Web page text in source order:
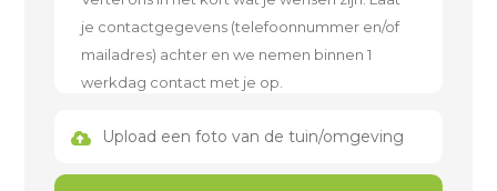
Upload een foto van de tuin/omgeving